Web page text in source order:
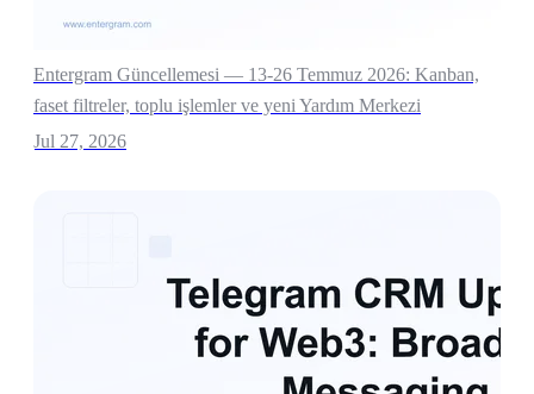
Entergram Güncellemesi — 13-26 Temmuz 2026: Kanban,
faset filtreler, toplu işlemler ve yeni Yardım Merkezi
Jul 27, 2026